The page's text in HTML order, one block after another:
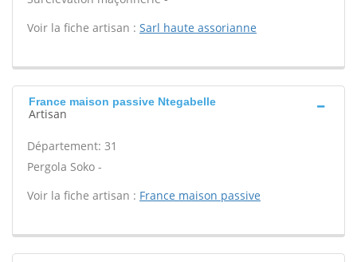
Voir la fiche artisan : Sarl haute assorianne
France maison passive Ntegabelle
Artisan
Département: 31
Pergola Soko -
Voir la fiche artisan : France maison passive